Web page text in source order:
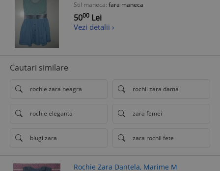
Stil maneca: fara maneca
5000 Lei
Vezi detalii ›
Cautari similare
rochie zara neagra rochii zara dama
rochie eleganta zara femei
blugi zara zara rochii fete
Rochie Zara Dantela, Marime M